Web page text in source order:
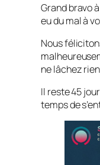
Grand bravo
eu du mal à
Nous
ne lâchez
Il reste 45
temps de